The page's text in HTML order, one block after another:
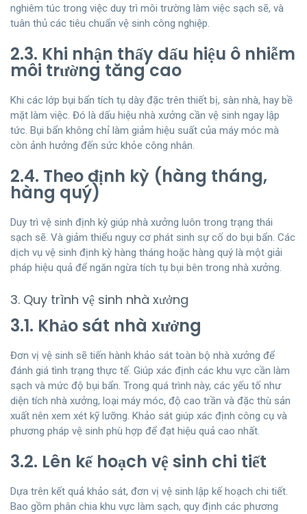
nghiêm túc trong việc duy trì môi trường làm việc sạch sẽ, và
tuân thủ các tiêu chuẩn vệ sinh công nghiệp.
2.3. Khi nhận thấy dấu hiệu ô nhiễm
môi trường tăng cao
Khi các lớp bụi bẩn tích tụ dày đặc trên thiết bị, sàn nhà, hay bề
mặt làm việc. Đó là dấu hiệu nhà xưởng cần vệ sinh ngay lập
tức. Bụi bẩn không chỉ làm giảm hiệu suất của máy móc mà
còn ảnh hưởng đến sức khỏe công nhân.
2.4. Theo định kỳ (hàng tháng,
hàng quý)
Duy trì vệ sinh định kỳ giúp nhà xưởng luôn trong trạng thái
sạch sẽ. Và giảm thiểu nguy cơ phát sinh sự cố do bụi bẩn. Các
dịch vụ vệ sinh định kỳ hàng tháng hoặc hàng quý là một giải
pháp hiệu quả để ngăn ngừa tích tụ bụi bên trong nhà xưởng.
3. Quy trình vệ sinh nhà xưởng
3.1. Khảo sát nhà xưởng
Đơn vị vệ sinh sẽ tiến hành khảo sát toàn bộ nhà xưởng để
đánh giá tình trạng thực tế. Giúp xác định các khu vực cần làm
sạch và mức độ bụi bẩn. Trong quá trình này, các yếu tố như
diện tích nhà xưởng, loại máy móc, độ cao trần và đặc thù sản
xuất nên xem xét kỹ lưỡng. Khảo sát giúp xác định công cụ và
phương pháp vệ sinh phù hợp để đạt hiệu quả cao nhất.
3.2. Lên kế hoạch vệ sinh chi tiết
Dựa trên kết quả khảo sát, đơn vị vệ sinh lập kế hoạch chi tiết.
Bao gồm phân chia khu vực làm sạch, quy định các phương